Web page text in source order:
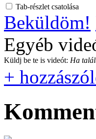
Tab-részlet csatolása
Beküldöm!
Egyéb
Küldj be te is videót: Ha
+